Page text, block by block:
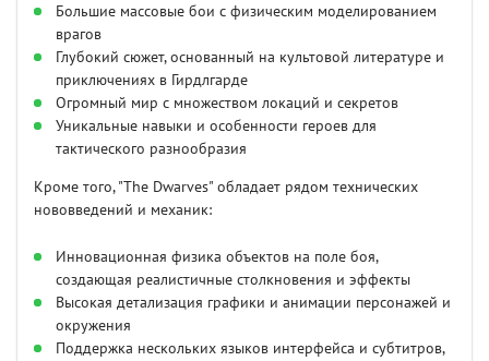
Большие массовые бои с физическим моделированием
врагов
Глубокий сюжет, основанный на культовой литературе и
приключениях в Гирдлгарде
Огромный мир с множеством локаций и секретов
Уникальные навыки и особенности героев для
тактического разнообразия
Кроме того, "The Dwarves" обладает рядом технических
нововведений и механик:
Инновационная физика объектов на поле боя,
создающая реалистичные столкновения и эффекты
Высокая детализация графики и анимации персонажей и
окружения
Поддержка нескольких языков интерфейса и субтитров,